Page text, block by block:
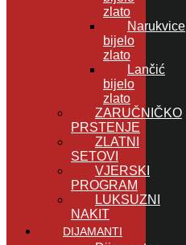
zlato
Narukvice
bijelo
zlato
Lančić
bijelo
zlato
ZARUČNIČKO
PRSTENJE
ZLATNI
SETOVI
VJERSKI
PROGRAM
LUKSUZNI
NAKIT
DIJAMANTI